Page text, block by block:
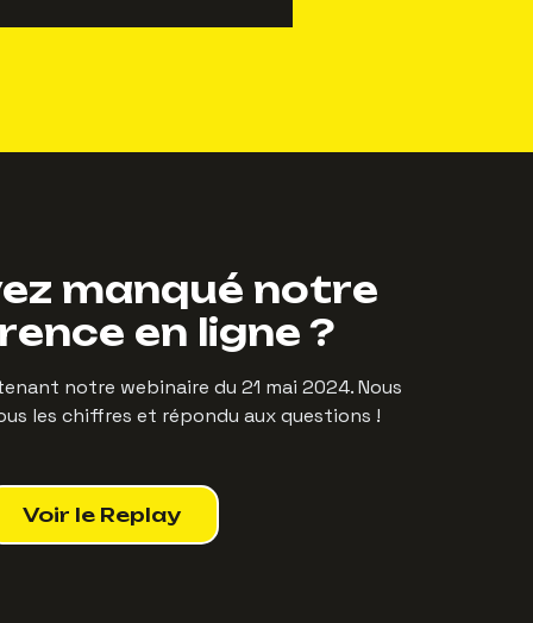
manqué notre
en ligne ?
notre webinaire du 21 mai 2024. Nous
les chiffres et répondu aux questions !
Voir le Replay